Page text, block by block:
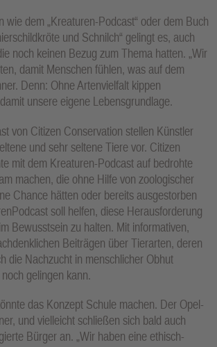
wie dem „Kreaturen-Podcast“ oder dem Buch
und Schnilch“ gelingt es, auch
noch keinen Bezug zum Thema hatten. „Wir
damit Menschen fühlen, was auf dem
Denn: Ohne Artenvielfalt kippen
unsere eigene Lebensgrundlage.
von Citizen Conservation stellen Künstler
und sehr seltene Tiere vor. Citizen
mit dem Kreaturen-Podcast auf bedrohte
machen, die ohne Hilfe von zoologischer
Chance hätten oder bereits ausgestorben
soll helfen, diese Herausforderung
Bewusstsein zu halten. Mit informativen,
Beiträgen über Tierarten, deren
die Nachzucht in menschlicher Obhut
gelingen kann.
das Konzept Schule machen. Der Opel-
und vielleicht schließen sich bald auch
Bürger an. „Wir haben eine ethisch-